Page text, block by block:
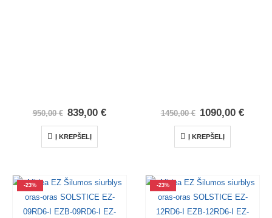
950,00€ 839,00€
Į KREPŠELĮ
1450,00€ 1090,00€
Į KREPŠELĮ
-23% -23%